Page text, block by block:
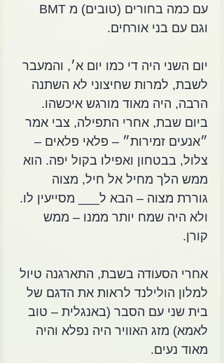
וגם עם בני אורחים.
יום השני היה די כמו יום א׳, והמעבר
לשבת, למרות שחיצוני לא השתנה
הרבה, היה מאוד מורגש איכשהו.
ביום שבת, אחרי התפילה, צבי אמר
״אנעים זמירות״ – פלאי פלאים –
צלול, בבטחון ואפילו בקול יפה. הוא
ממש הלך מחיל אל חיל, מצוה
גוררת מצוה – הבא ל___ מסייעין לו.
ולא היה שמח יותר ממנו – ממש
קורן.
אחרי הסעודה בשבת, התארגנה טיול
למלון הולילנד לראות את הדגם של
בית שני עם הסבר (באנגלית – טוב
לאמא) מזג האוויר היה נפלא והיה
מאוד נעים.